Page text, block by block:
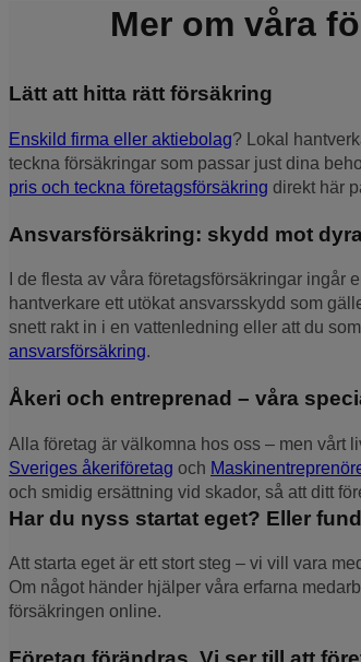
Mer om våra
Lätt att hitta rätt försäkring
Enskild firma eller aktiebolag? Lokal
teckna försäkringar som passar just dina
pris och teckna företagsförsäkring direkt här
Ansvarsförsäkring: skydd mot
I de flesta av våra företagsförsäkringar
hantverkare ett utökat ansvarsskydd som
snett rakt in i en vattenledning eller att du
ansvarsförsäkring.
Åkeri och entreprenad – våra
Alla företag är välkomna hos oss – men vårt
Sveriges åkeriföretag och
och smidig ersättning vid skador, så att ditt
Har du nyss startat eget? Eller
Att starta eget är ett stort steg – vi vill vara
Om något händer hjälper våra erfarna
försäkringen online.